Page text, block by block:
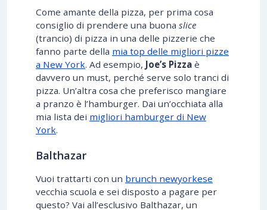
Come amante della pizza, per prima cosa
consiglio di prendere una buona slice
(trancio) di pizza in una delle pizzerie che
fanno parte della mia top delle migliori pizze
a New York. Ad esempio, Joe’s Pizza è
davvero un must, perché serve solo tranci di
pizza. Un’altra cosa che preferisco mangiare
a pranzo è l’hamburger. Dai un’occhiata alla
mia lista dei migliori hamburger di New
York.
Balthazar
Vuoi trattarti con un brunch newyorkese
vecchia scuola e sei disposto a pagare per
questo? Vai all’esclusivo Balthazar, un